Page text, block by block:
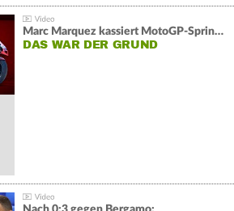
Marc Marquez kassiert MotoGP-Sprint-Schlappe:
DAS WAR DER GRUND